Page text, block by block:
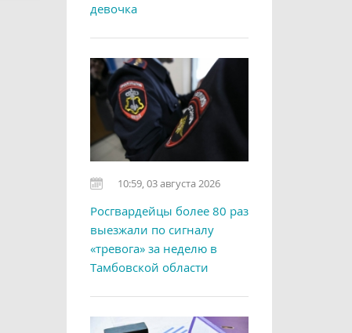
девочка
10:59, 03 августа 2026
Росгвардейцы более 80 раз
выезжали по сигналу
«тревога» за неделю в
Тамбовской области